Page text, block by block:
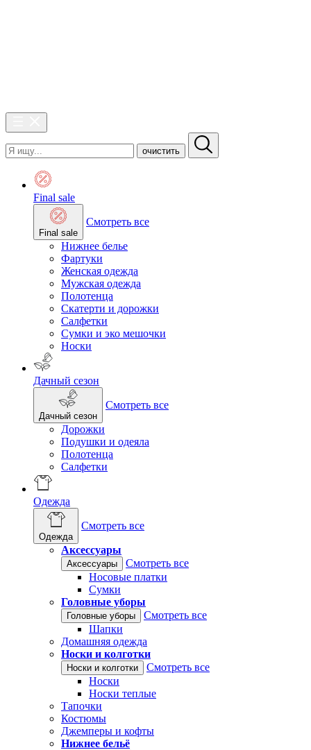
очистить
Final sale
Final sale
Смотреть все
Нижнее белье
Фартуки
Женская одежда
Мужская одежда
Полотенца
Скатерти и дорожки
Салфетки
Сумки и эко мешочки
Носки
Дачный сезон
Дачный сезон
Смотреть все
Дорожки
Подушки и одеяла
Полотенца
Салфетки
Одежда
Одежда
Смотреть все
Аксессуары
Аксессуары
Смотреть все
Носовые платки
Сумки
Головные уборы
Головные уборы
Смотреть все
Шапки
Домашняя одежда
Носки и колготки
Носки и колготки
Смотреть все
Носки
Носки теплые
Тапочки
Костюмы
Джемперы и кофты
Нижнее бельё